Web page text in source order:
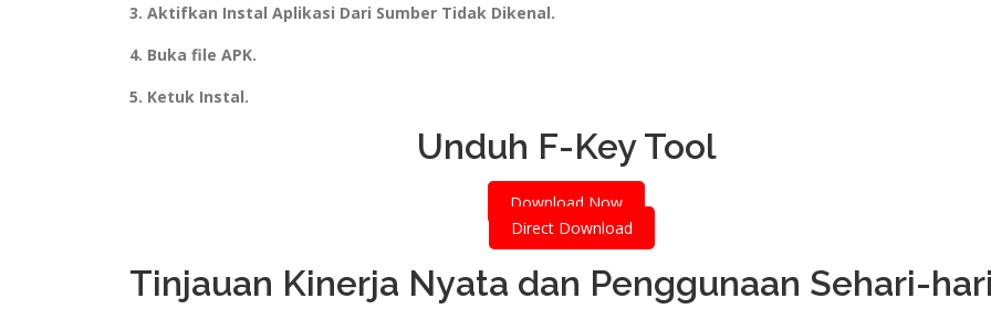
3. Aktifkan Instal Aplikasi Dari Sumber Tidak Dikenal.
4. Buka file APK.
5. Ketuk Instal.
Unduh F-Key Tool
Download Now
Direct Download
Tinjauan Kinerja Nyata dan Penggunaan Sehari-